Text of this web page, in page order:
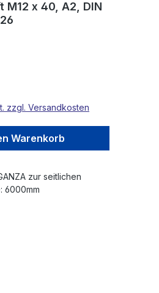
M12 x 40, A2, DIN
zzgl. Versandkosten
Warenkorb